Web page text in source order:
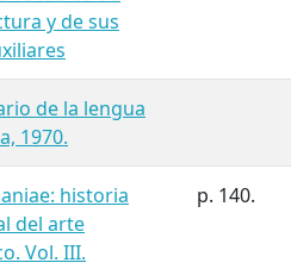
y de sus
de la lengua
1970.
historia
del arte
Vol. III.
p. 140.